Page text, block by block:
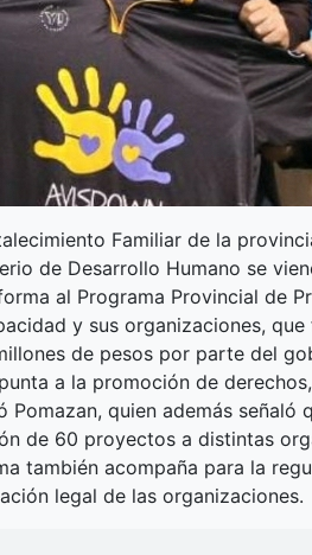
Familiar de la
de Desarrollo Humano se
al Programa Provincial de
y sus organizaciones,
de pesos por parte del
a la promoción de
quien además señaló
de 60 proyectos a distintas
también acompaña para la
legal de las organizaciones.